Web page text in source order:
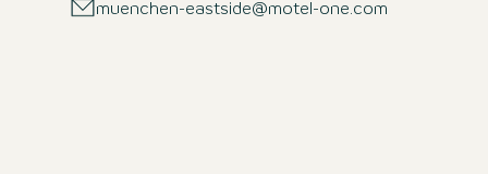
muenchen-eastside@motel-one.com